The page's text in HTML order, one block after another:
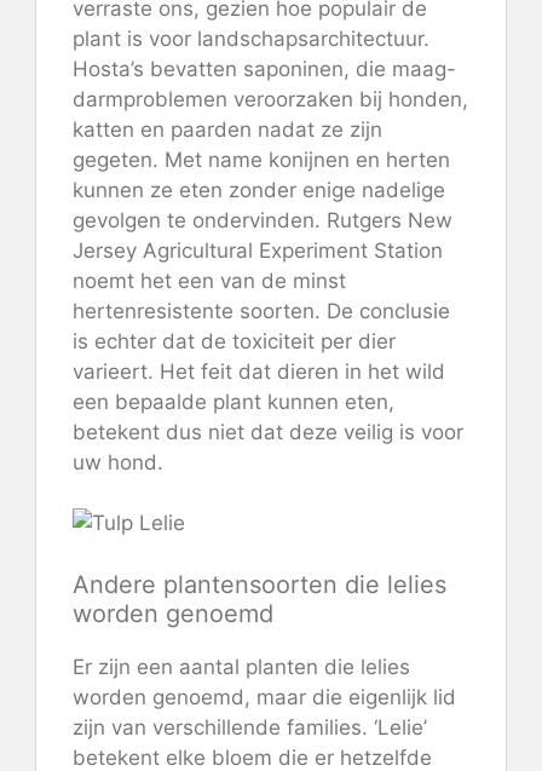
verraste ons, gezien hoe populair de
plant is voor landschapsarchitectuur.
Hosta’s bevatten saponinen, die maag-
darmproblemen veroorzaken bij honden,
katten en paarden nadat ze zijn
gegeten. Met name konijnen en herten
kunnen ze eten zonder enige nadelige
gevolgen te ondervinden. Rutgers New
Jersey Agricultural Experiment Station
noemt het een van de minst
hertenresistente soorten. De conclusie
is echter dat de toxiciteit per dier
varieert. Het feit dat dieren in het wild
een bepaalde plant kunnen eten,
betekent dus niet dat deze veilig is voor
uw hond.
Andere plantensoorten die lelies
worden genoemd
Er zijn een aantal planten die lelies
worden genoemd, maar die eigenlijk lid
zijn van verschillende families. ‘Lelie’
betekent elke bloem die er hetzelfde